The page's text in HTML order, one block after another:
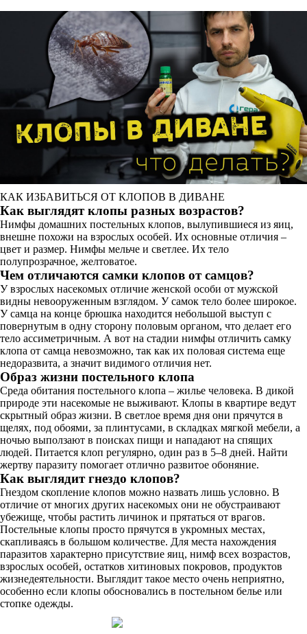
КАК ИЗБАВИТЬСЯ ОТ КЛОПОВ В ДИВАНЕ
Как выглядят клопы разных возрастов?
Нимфы домашних постельных клопов, вылупившиеся из яиц,
внешне похожи на взрослых особей. Их основные отличия –
цвет и размер. Нимфы мельче и светлее. Их тело
полупрозрачное, желтоватое.
Чем отличаются самки клопов от самцов?
У взрослых насекомых отличие женской особи от мужской
видны невооруженным взглядом. У самок тело более широкое.
У самца на конце брюшка находится небольшой выступ с
повернутым в одну сторону половым органом, что делает его
тело ассиметричным. А вот на стадии нимфы отличить самку
клопа от самца невозможно, так как их половая система еще
недоразвита, а значит видимого отличия нет.
Образ жизни постельного клопа
Среда обитания постельного клопа – жилье человека. В дикой
природе эти насекомые не выживают. Клопы в квартире ведут
скрытный образ жизни. В светлое время дня они прячутся в
щелях, под обоями, за плинтусами, в складках мягкой мебели, а
ночью выползают в поисках пищи и нападают на спящих
людей. Питается клоп регулярно, один раз в 5–8 дней. Найти
жертву паразиту помогает отлично развитое обоняние.
Как выглядит гнездо клопов?
Гнездом скопление клопов можно назвать лишь условно. В
отличие от многих других насекомых они не обустраивают
убежище, чтобы растить личинок и прятаться от врагов.
Постельные клопы просто прячутся в укромных местах,
скапливаясь в большом количестве. Для места нахождения
паразитов характерно присутствие яиц, нимф всех возрастов,
взрослых особей, остатков хитиновых покровов, продуктов
жизнедеятельности. Выглядит такое место очень неприятно,
особенно если клопы обосновались в постельном белье или
стопке одежды.